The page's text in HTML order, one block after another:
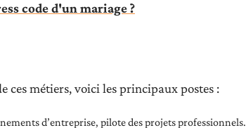
code d'un mariage ?
ces métiers, voici les principaux postes :
d’entreprise, pilote des projets professionnels.